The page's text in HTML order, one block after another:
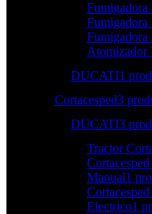
Fumigadora
Fumigadora
Atomizador
DUCATI1
Cortacesped3
DUCATI3
Tractor
Manual1
Electrico1